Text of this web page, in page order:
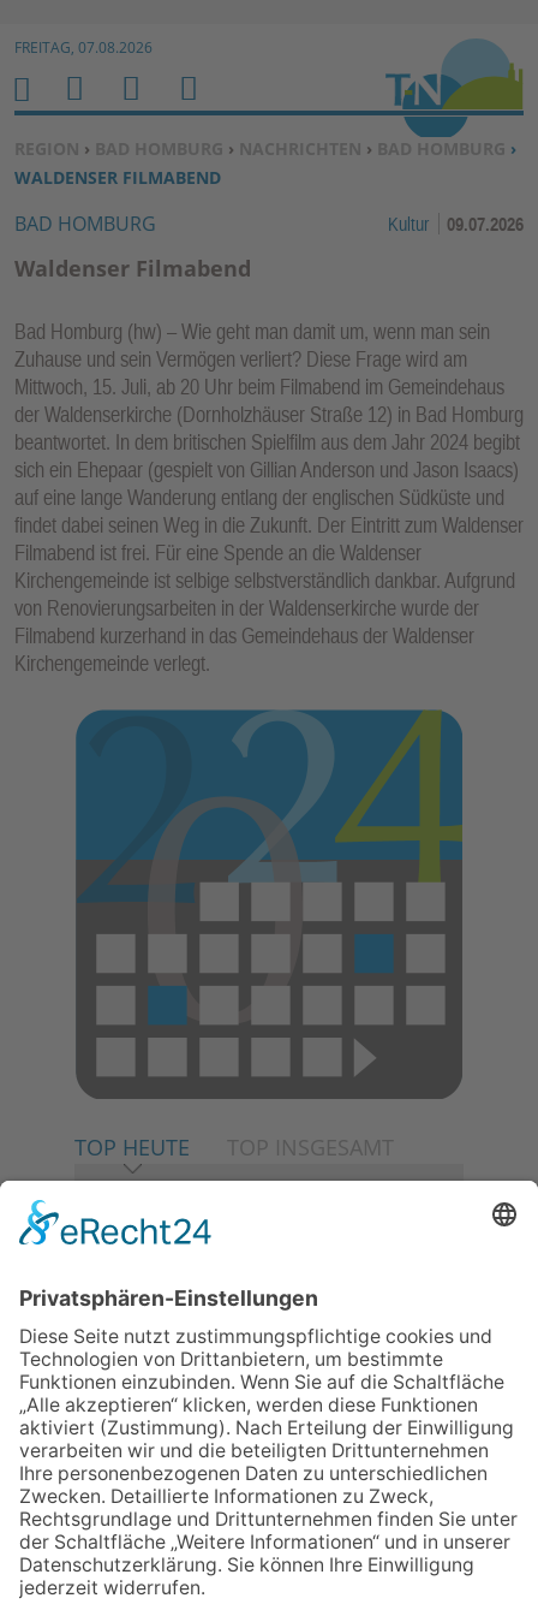
Zum Inhalt springen ↓
FREITAG, 07.08.2026
SIE BEFINDEN SICH HIER:
REGION › BAD HOMBURG › NACHRICHTEN › BAD HOMBURG ›
WALDENSER FILMABEND
BAD HOMBURG Kultur 09.07.2026
Waldenser Filmabend
Bad Homburg (hw) – Wie geht man damit um, wenn man sein
Zuhause und sein Vermögen verliert? Diese Frage wird am
Mittwoch, 15. Juli, ab 20 Uhr beim Filmabend im Gemeindehaus
der Waldenserkirche (Dornholzhäuser Straße 12) in Bad Homburg
beantwortet. In dem britischen Spielfilm aus dem Jahr 2024 begibt
sich ein Ehepaar (gespielt von Gillian Anderson und Jason Isaacs)
auf eine lange Wanderung entlang der englischen Südküste und
findet dabei seinen Weg in die Zukunft. Der Eintritt zum Waldenser
Filmabend ist frei. Für eine Spende an die Waldenser
Kirchengemeinde ist selbige selbstverständlich dankbar. Aufgrund
von Renovierungsarbeiten in der Waldenserkirche wurde der
Filmabend kurzerhand in das Gemeindehaus der Waldenser
Kirchengemeinde verlegt.
TOP HEUTE TOP INSGESAMT
06.08.2026
Baustellenführung führt auch in
die Zukunft der Stadt
Königstein
06.08.2026
Klinikforum zum Thema
Karpaltunnelsyndrom
06.08.2026
Gewinnspiel zum Start ins
Schuljahr
06.08.2026
„Rock auf der Burg“ lässt
Königstein beben
H
O
M
E
M
E
N
U
S
U
C
H
E
N
B
E
N
Z
R
F
U
N
K
TI
O
N
E
N